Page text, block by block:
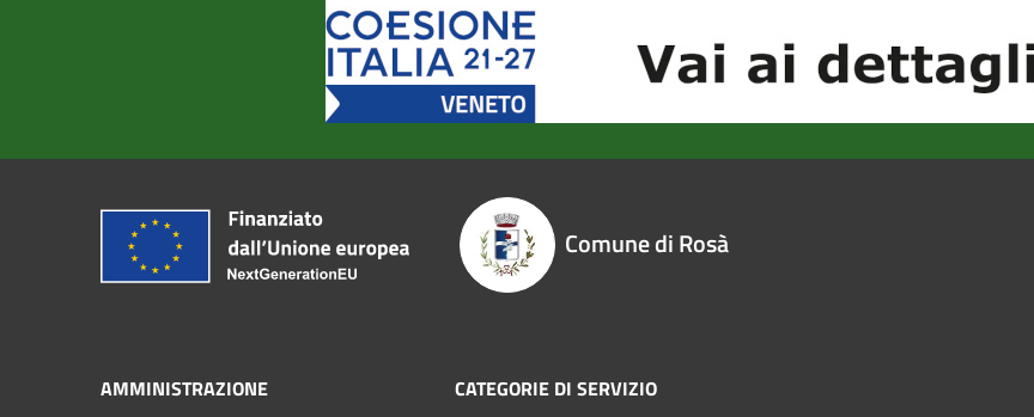
Comune di Rosà
AMMINISTRAZIONE CATEGORIE DI SERVIZIO